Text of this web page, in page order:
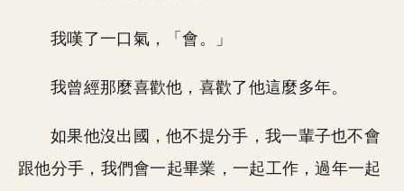
我嘆了一口氣，「會。」
我曾經那麼喜歡他，喜歡了他這麼多年。
如果他沒出國，他不提分手，我一輩子也不會
跟他分手，我們會一起畢業，一起工作，過年一起